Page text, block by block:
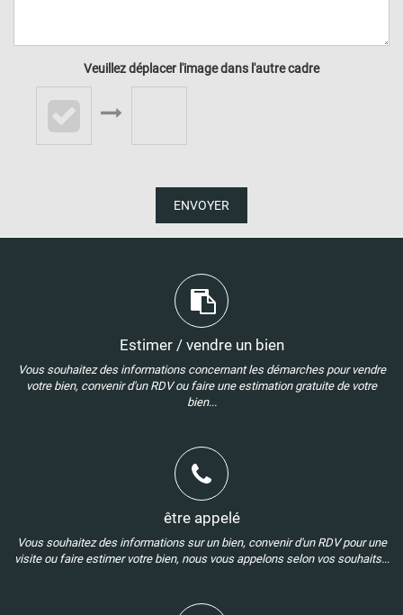
Veuillez déplacer l'image dans l'autre cadre
ENVOYER
Estimer / vendre un bien
Vous souhaitez des informations concernant les démarches pour vendre
votre bien, convenir d'un RDV ou faire une estimation gratuite de votre
bien...
être appelé
Vous souhaitez des informations sur un bien, convenir d'un RDV pour une
visite ou faire estimer votre bien, nous vous appelons selon vos souhaits...